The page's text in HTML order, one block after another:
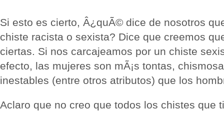
Si esto es cierto, Â¿quÃ© dice de nosotros
chiste racista o sexista? Dice que creemos
ciertas. Si nos carcajeamos por un chiste
efecto, las mujeres son mÃ¡s tontas,
inestables (entre otros atributos) que los
Aclaro que no creo que todos los chistes que